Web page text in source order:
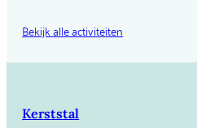
Bekijk alle activiteiten
Kerststal